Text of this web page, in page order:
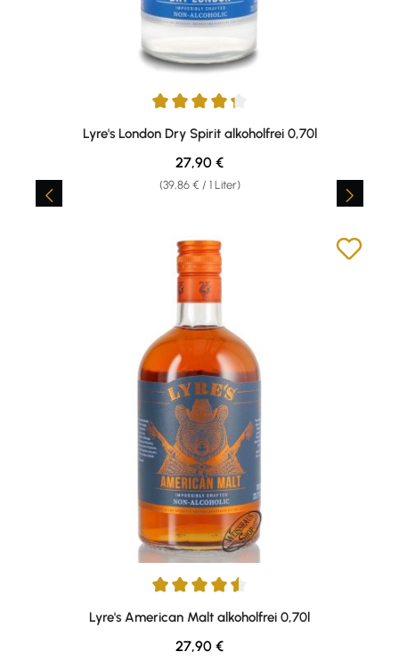
Durchschnittliche Bewertung von 4.25 von 5 Sternen
Lyre's London Dry Spirit alkoholfrei 0,70l
(39,86 € / 1 Liter)
Regulärer Preis:
27,90 €
Durchschnittliche Bewertung von 4.38 von 5 Sternen
Lyre's American Malt alkoholfrei 0,70l
Regulärer Preis:
27,90 €